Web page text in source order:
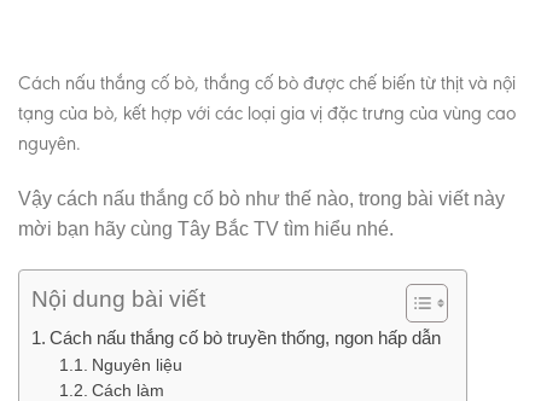
Cách nấu thắng cố bò, thắng cố bò được chế biến từ thịt và nội
tạng của bò, kết hợp với các loại gia vị đặc trưng của vùng cao
nguyên.
Vậy cách nấu thắng cố bò như thế nào, trong bài viết này
mời bạn hãy cùng Tây Bắc TV tìm hiểu nhé.
Nội dung bài viết
Cách nấu thắng cố bò truyền thống, ngon hấp dẫn
Nguyên liệu
Cách làm